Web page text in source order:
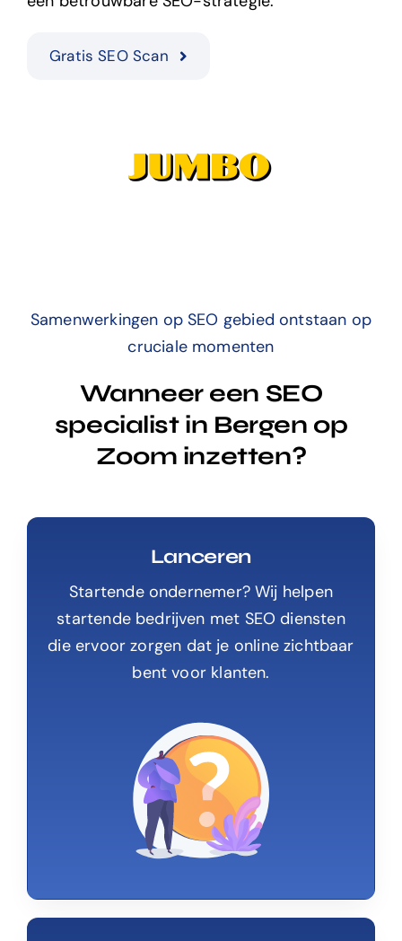
Gratis SEO Scan
Samenwerkingen op SEO gebied ontstaan op
cruciale momenten
Wanneer een SEO
specialist in Bergen op
Zoom inzetten?
Lanceren
Startende ondernemer? Wij helpen
startende bedrijven met SEO diensten
die ervoor zorgen dat je online zichtbaar
bent voor klanten.